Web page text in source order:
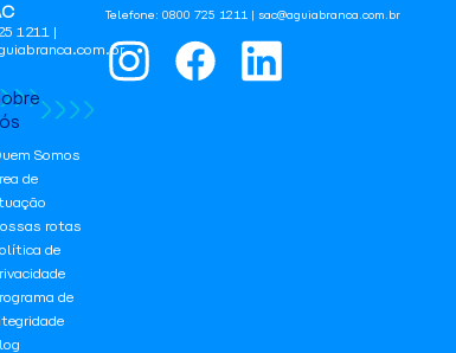
Telefone: 0800 725 1211 | sac@aguiabranca.com.br
1211 |
Somos
de
rotas
de
de